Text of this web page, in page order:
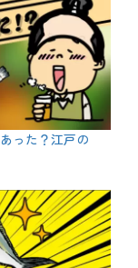
った？江戸の